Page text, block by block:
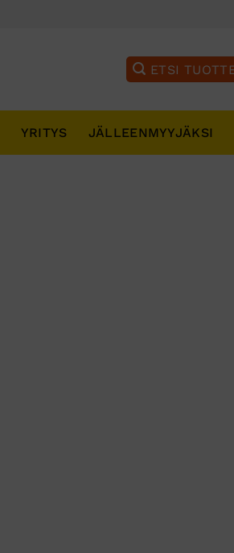
YRITYS JÄLLEENMYYJÄKSI